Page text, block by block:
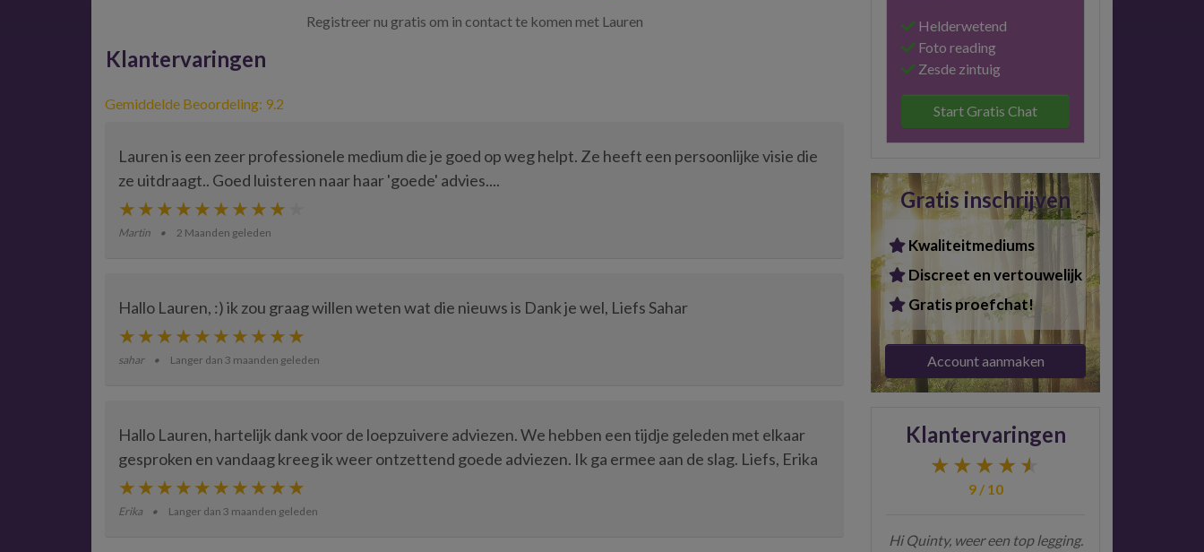
Registreer nu gratis om in contact te komen met Lauren
Klantervaringen
Gemiddelde Beoordeling: 9.2
Lauren is een zeer professionele medium die je goed op weg helpt. Ze heeft een persoonlijke visie die
ze uitdraagt.. Goed luisteren naar haar 'goede' advies....
Martin 2 Maanden geleden
Hallo Lauren, :) ik zou graag willen weten wat die nieuws is Dank je wel, Liefs Sahar
sahar Langer dan 3 maanden geleden
Hallo Lauren, hartelijk dank voor de loepzuivere adviezen. We hebben een tijdje geleden met elkaar
gesproken en vandaag kreeg ik weer ontzettend goede adviezen. Ik ga ermee aan de slag. Liefs, Erika
Erika Langer dan 3 maanden geleden
Helderwetend
Foto reading
Zesde zintuig
Start Gratis Chat
Gratis inschrijven
Kwaliteitmediums
Discreet en vertouwelijk
Gratis proefchat!
Account aanmaken
Klantervaringen
9 / 10
Hi Quinty, weer een top legging.